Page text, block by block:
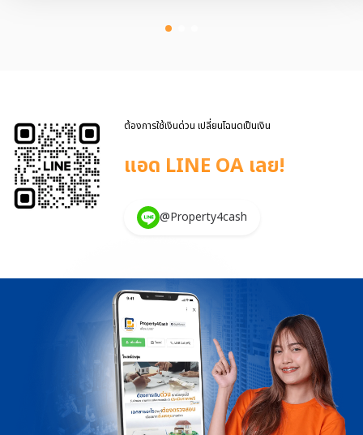
ปฏิเสธรับทรัพย์ประเภทนี้ คำถามคือ เพราะเหตุใดคอนโด
ล้านบาท วงเงินสินเชื่อที่ปล่อยได้จึงไม่สูงมาก ทำให้ผู้ให้บริการบางรายมอง
ว่าผลตอบแทนไม่คุ้มกับต้นทุนที่ต้องแบกรับ ความเสี่ยงด้าน […]
ต้องการใช้เงินด่วน เปลี่ยนโฉนดเป็นเงิน
แอด LINE OA เลย!
@Property4cash